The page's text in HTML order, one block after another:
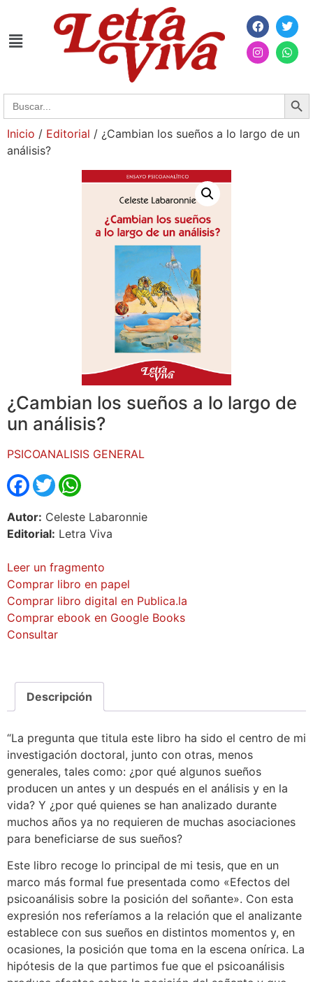
Search
for:
Inicio / Editorial / ¿Cambian los sueños a lo largo de un
análisis?
¿Cambian los sueños a lo largo de
un análisis?
PSICOANALISIS GENERAL
Facebook
Twitter
Autor: Celeste Labaronnie
Editorial: Letra Viva
Leer un fragmento
Comprar libro en papel
Comprar libro digital en Publica.la
Comprar ebook en Google Books
Consultar
Descripción
“La pregunta que titula este libro ha sido el centro de mi
investigación doctoral, junto con otras, menos
generales, tales como: ¿por qué algunos sueños
producen un antes y un después en el análisis y en la
vida? Y ¿por qué quienes se han analizado durante
muchos años ya no requieren de muchas asociaciones
para beneficiarse de sus sueños?
Este libro recoge lo principal de mi tesis, que en un
marco más formal fue presentada como «Efectos del
psicoanálisis sobre la posición del soñante». Con esta
expresión nos referíamos a la relación que el analizante
establece con sus sueños en distintos momentos y, en
ocasiones, la posición que toma en la escena onírica. La
hipótesis de la que partimos fue que el psicoanálisis